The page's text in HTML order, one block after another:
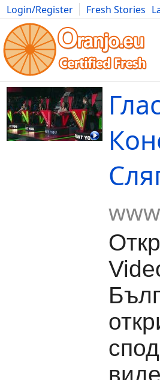
Login/Register Fresh Stories
Movies Anime Music Art Cars